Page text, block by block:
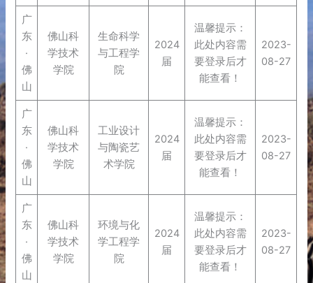
广
东
·
佛
山
佛山科
学技术
学院
生命科学
与工程学
院
2024
届
温馨提示：
此处内容需
要登录后才
能查看！
2023-
08-27
广
东
·
佛
山
佛山科
学技术
学院
工业设计
与陶瓷艺
术学院
2024
届
温馨提示：
此处内容需
要登录后才
能查看！
2023-
08-27
广
东
·
佛
山
佛山科
学技术
学院
环境与化
学工程学
院
2024
届
温馨提示：
此处内容需
要登录后才
能查看！
2023-
08-27